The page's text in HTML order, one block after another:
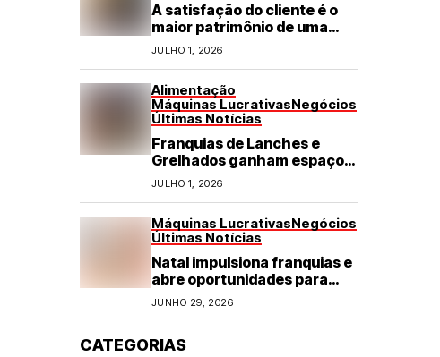
A satisfação do cliente é o
maior patrimônio de uma
franquia
JULHO 1, 2026
Alimentação
Máquinas LucrativasNegócios
Últimas Notícias
Franquias de Lanches e
Grelhados ganham espaço
com demanda por refeições
rápidas e de qualidade
JULHO 1, 2026
Máquinas LucrativasNegócios
Últimas Notícias
Natal impulsiona franquias e
abre oportunidades para
diversos segmentos do
JUNHO 29, 2026
CATEGORIAS